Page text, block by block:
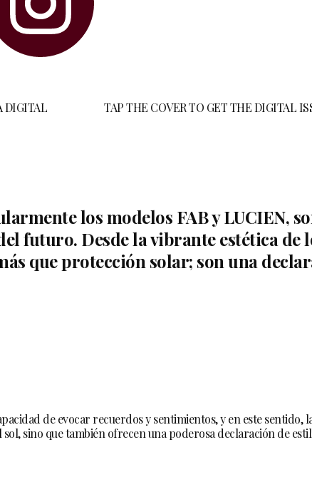
DIGITAL TAP THE COVER TO GET THE DIGITAL
los modelos FAB y LUCIEN,
futuro. Desde la vibrante estética de
que protección solar; son una
de evocar recuerdos y sentimientos, y en este sentido,
sino que también ofrecen una poderosa declaración de